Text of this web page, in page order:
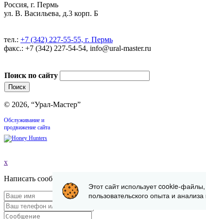
Россия, г. Пермь
ул. В. Васильева, д.3 корп. Б
тел.: +7 (342) 227-55-55, г. Пермь
факс.: +7 (342) 227-54-54, info@ural-master.ru
Поиск по сайту
© 2026, “Урал-Мастер”
Обслуживание и
продвижение сайта
x
Написать сообщение
Этот сайт использует cookie-
пользовательского опыта и